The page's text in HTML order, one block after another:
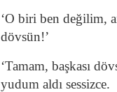
‘O biri ben değilim,
dövsün!’
‘Tamam, başkası
yudum aldı sessizce.